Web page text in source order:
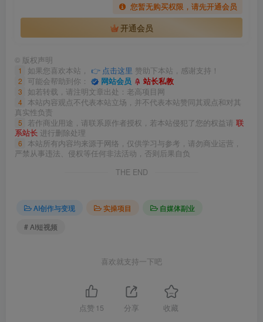
您暂无购买权限，请先开通会员
开通会员
© 版权声明
1 如果您喜欢本站， 👉 点击这里 赞助下本站，感谢支持！
2 可能会帮助到你： 网站会员 站长私教
3 如若转载，请注明文章出处：老高项目网
4
本站内容观点不代表本站立场，并不代表本站赞同其观点和对其
真实性负责
5 若作商业用途，请联系原作者授权，若本站侵犯了您的权益请 联
系站长 进行删除处理
6
本站所有内容均来源于网络，仅供学习与参考，请勿商业运营，
严禁从事违法、侵权等任何非法活动，否则后果自负
THE END
AI创作与变现 实操项目
自媒体副业
# AI短视频
喜欢就支持一下吧
点赞 15 分享 收藏